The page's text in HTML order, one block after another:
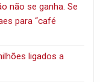
não se ganha. Se
para “café
ligados a